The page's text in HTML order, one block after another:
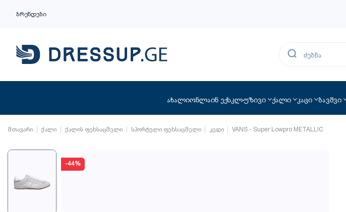
ბრენდები
ახალიონლაინ ექსკლუზივი ქალი კაცი ბავშვი
მთავარი ქალი ქალის ფეხსაცმელი სპორტული ფეხსაცმელი კედი VANS - Super Lowpro METALLIC
-44%